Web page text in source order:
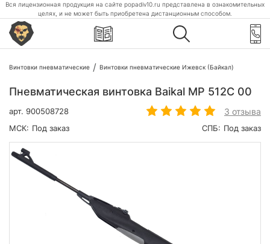
Вся лицензионная продукция на сайте popadiv10.ru представлена в ознакомительных
целях, и не может быть приобретена дистанционным способом.
Винтовки пневматические Винтовки пневматические Ижевск (Байкал)
Пневматическая винтовка Baikal МР 512С 00
арт. 900508728 3 отзыва
МСК: Под заказ СПБ: Под заказ